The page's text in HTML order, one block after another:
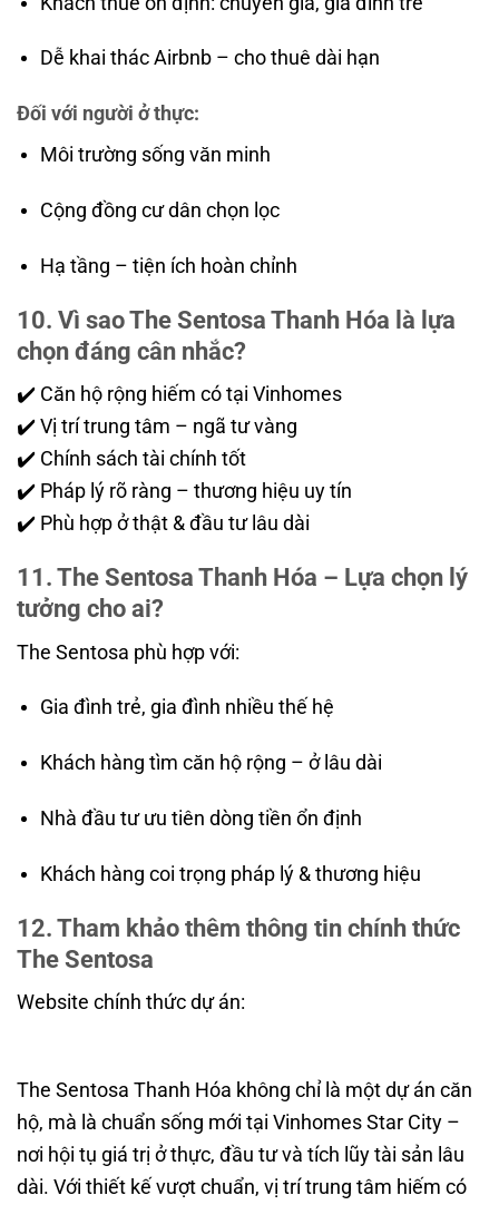
Dễ khai thác Airbnb – cho thuê dài hạn
Đối với người ở thực:
Môi trường sống văn minh
Cộng đồng cư dân chọn lọc
Hạ tầng – tiện ích hoàn chỉnh
10. Vì sao The Sentosa Thanh Hóa là lựa
chọn đáng cân nhắc?
✔️ Căn hộ rộng hiếm có tại Vinhomes
✔️ Vị trí trung tâm – ngã tư vàng
✔️ Chính sách tài chính tốt
✔️ Pháp lý rõ ràng – thương hiệu uy tín
✔️ Phù hợp ở thật & đầu tư lâu dài
11. The Sentosa Thanh Hóa – Lựa chọn lý
tưởng cho ai?
The Sentosa phù hợp với:
Gia đình trẻ, gia đình nhiều thế hệ
Khách hàng tìm căn hộ rộng – ở lâu dài
Nhà đầu tư ưu tiên dòng tiền ổn định
Khách hàng coi trọng pháp lý & thương hiệu
12. Tham khảo thêm thông tin chính thức
The Sentosa
Website chính thức dự án:
The Sentosa Thanh Hóa không chỉ là một dự án căn
hộ, mà là chuẩn sống mới tại Vinhomes Star City –
nơi hội tụ giá trị ở thực, đầu tư và tích lũy tài sản lâu
dài. Với thiết kế vượt chuẩn, vị trí trung tâm hiếm có